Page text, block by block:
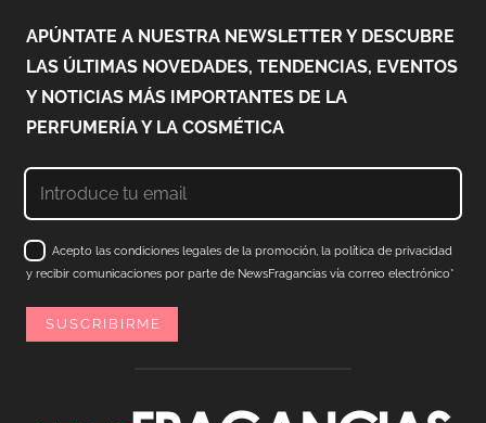
APÚNTATE A NUESTRA NEWSLETTER Y DESCUBRE
LAS ÚLTIMAS NOVEDADES, TENDENCIAS, EVENTOS
Y NOTICIAS MÁS IMPORTANTES DE LA
PERFUMERÍA Y LA COSMÉTICA
Acepto las condiciones legales de la promoción, la política de privacidad
y recibir comunicaciones por parte de NewsFragancias vía correo electrónico*